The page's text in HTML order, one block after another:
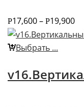
Р17,600– Р19,900
Выбрать ...